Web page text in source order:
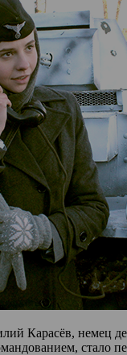
Карасёв, немец